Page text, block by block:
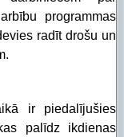
programmas
radīt drošu un
ir piedalījušies
palīdz ikdienas